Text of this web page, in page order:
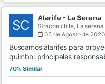
SC Alarife - La Serena
Stracon chile, La serena
05 de Agosto de 2026
Buscamos alarifes para
quimbo: principales
70% Similar